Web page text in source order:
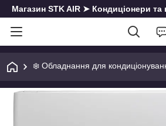
Магазин STK AIR ➤ Кондиціонери
❄️ Обладнання для